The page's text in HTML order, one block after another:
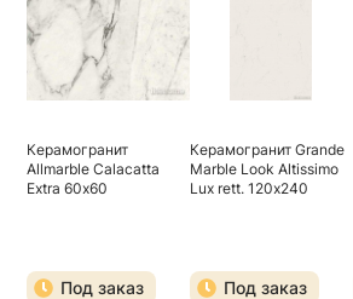
Керамогранит
Allmarble Calacatta
Extra 60х60
Под заказ
Керамогранит Grande
Marble Look Altissimo
Lux rett. 120х240
Под заказ